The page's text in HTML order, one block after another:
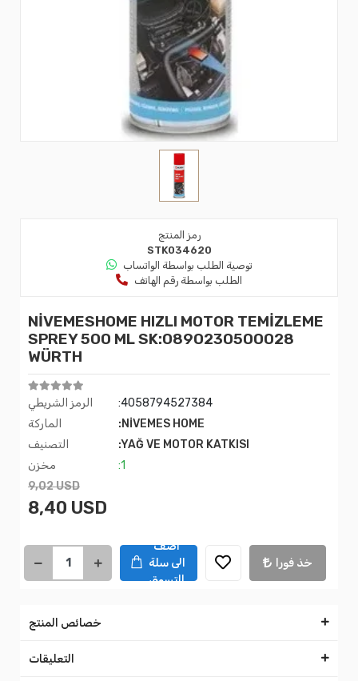
رمز المنتج
STK034620
توصية الطلب بواسطة الواتساب
الطلب بواسطة رقم الهاتف
NİVEMESHOME HIZLI MOTOR TEMİZLEME
SPREY 500 ML SK:0890230500028
WÜRTH
الرمز الشريطي
:4058794527384
الماركة
:NİVEMES HOME
التصنيف
:YAĞ VE MOTOR KATKISI
مخزن
:1
9,02 USD
8,40 USD
اضف
الى سلة
التسوق
خذ فورا
خصائص المنتج
التعليقات